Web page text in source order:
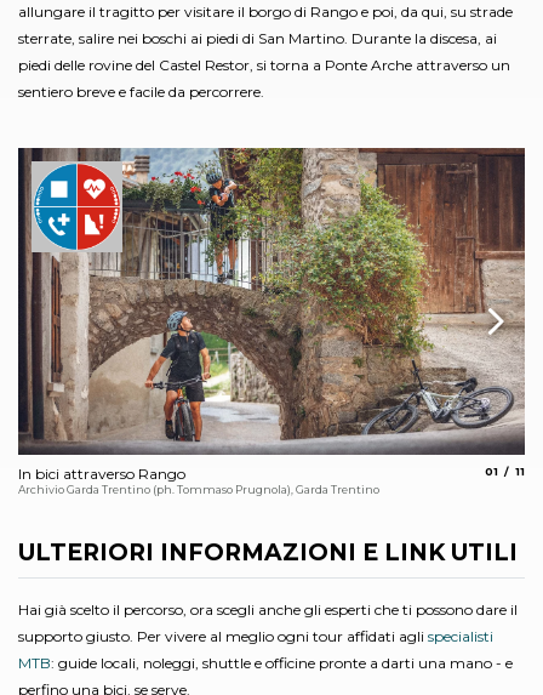
allungare il tragitto per visitare il borgo di Rango e poi, da qui, su strade
sterrate, salire nei boschi ai piedi di San Martino. Durante la discesa, ai
piedi delle rovine del Castel Restor, si torna a Ponte Arche attraverso un
sentiero breve e facile da percorrere.
In bici attraverso Rango
Archivio Garda Trentino (ph. Tommaso Prugnola), Garda Trentino
01 11
ULTERIORI INFORMAZIONI E LINK UTILI
Hai già scelto il percorso, ora scegli anche gli esperti che ti possono dare il
supporto giusto. Per vivere al meglio ogni tour affidati agli specialisti
MTB: guide locali, noleggi, shuttle e officine pronte a darti una mano - e
perfino una bici, se serve.